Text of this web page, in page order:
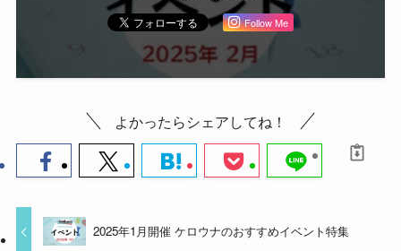
Follow Me
よかったらシェアしてね！
2025年1月開催 ケロウナのおすすめイベント特集